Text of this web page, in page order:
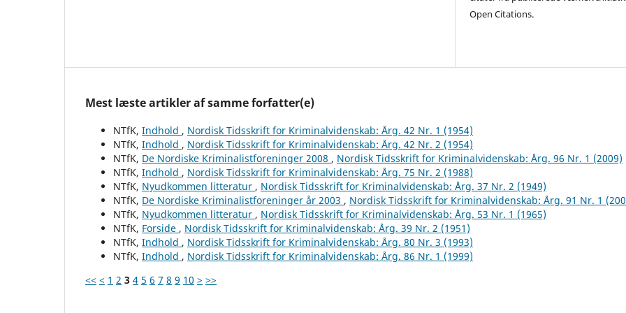
Open Citations.
Mest læste artikler af samme forfatter(e)
NTfK, Indhold , Nordisk Tidsskrift for Kriminalvidenskab: Årg. 42 Nr. 1 (1954)
NTfK, Indhold , Nordisk Tidsskrift for Kriminalvidenskab: Årg. 42 Nr. 2 (1954)
NTfK, De Nordiske Kriminalistforeninger 2008 , Nordisk Tidsskrift for Kriminalvidenskab: Årg. 96 Nr. 1 (2009)
NTfK, Indhold , Nordisk Tidsskrift for Kriminalvidenskab: Årg. 75 Nr. 2 (1988)
NTfK, Nyudkommen litteratur , Nordisk Tidsskrift for Kriminalvidenskab: Årg. 37 Nr. 2 (1949)
NTfK, De Nordiske Kriminalistforeninger år 2003 , Nordisk Tidsskrift for Kriminalvidenskab: Årg. 91 Nr. 1
NTfK, Nyudkommen litteratur , Nordisk Tidsskrift for Kriminalvidenskab: Årg. 53 Nr. 1 (1965)
NTfK, Forside , Nordisk Tidsskrift for Kriminalvidenskab: Årg. 39 Nr. 2 (1951)
NTfK, Indhold , Nordisk Tidsskrift for Kriminalvidenskab: Årg. 80 Nr. 3 (1993)
NTfK, Indhold , Nordisk Tidsskrift for Kriminalvidenskab: Årg. 86 Nr. 1 (1999)
<< < 1 2 3 4 5 6 7 8 9 10 > >>